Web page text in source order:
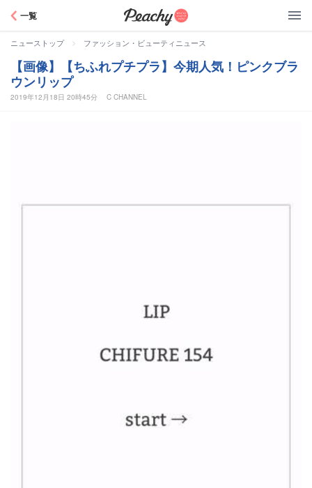
一覧
ニューストップ > ファッション・ビューティニュース
【画像】【ちふれプチプラ】今期人気！ピンクブラ
ウンリップ
2019年12月18日 20時45分 C CHANNEL